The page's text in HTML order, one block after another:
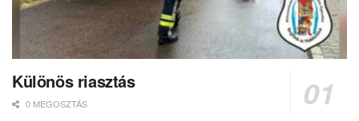
Különös riasztás
0 MEGOSZTÁS